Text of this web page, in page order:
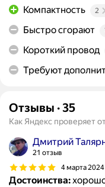
Компактность 2
Быстро сгорают
Короткий провод
Требуют
Отзывы · 35
Как Яндекс проверяет
Дмитрий
21 отзыв
4 марта 2024
Достоинства: